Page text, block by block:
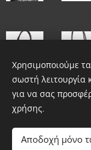
Χρησιμοποιούμε
σωστή λειτουργία
για να σας
χρήσης.
Αποδοχή μόνο